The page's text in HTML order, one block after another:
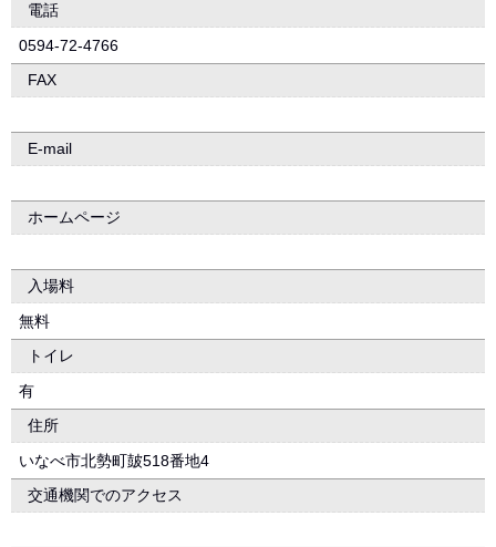
電話
0594-72-4766
FAX
E-mail
ホームページ
入場料
無料
トイレ
有
住所
いなべ市北勢町皷518番地4
交通機関でのアクセス